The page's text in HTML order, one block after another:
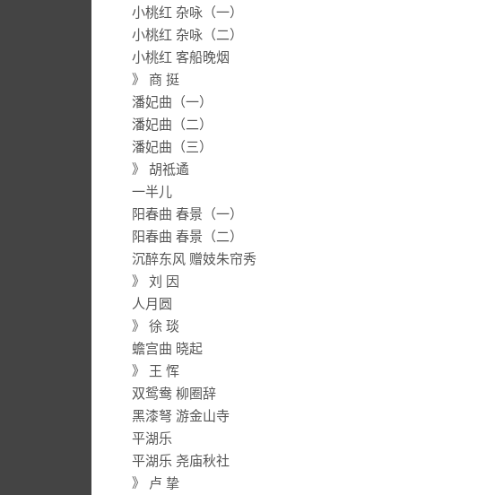
小桃红 杂咏（一）
小桃红 杂咏（二）
小桃红 客船晚烟
》 商 挺
潘妃曲（一）
潘妃曲（二）
潘妃曲（三）
》 胡祗遹
一半儿
阳春曲 春景（一）
阳春曲 春景（二）
沉醉东风 赠妓朱帘秀
》 刘 因
人月圆
》 徐 琰
蟾宫曲 晓起
》 王 恽
双鸳鸯 柳圈辞
黑漆弩 游金山寺
平湖乐
平湖乐 尧庙秋社
》 卢 挚